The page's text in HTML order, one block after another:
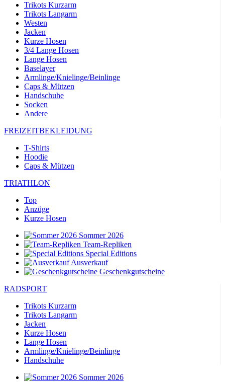
Trikots Kurzarm
Trikots Langarm
Westen
Jacken
Kurze Hosen
3/4 Lange Hosen
Lange Hosen
Baselayer
Armlinge/Knielinge/Beinlinge
Caps & Mützen
Handschuhe
Socken
Andere
FREIZEITBEKLEIDUNG
T-Shirts
Hoodie
Caps & Mützen
TRIATHLON
Top
Anzüge
Kurze Hosen
Sommer 2026
Team-Repliken
Special Editions
Ausverkauf
Geschenkgutscheine
RADSPORT
Trikots Kurzarm
Trikots Langarm
Jacken
Kurze Hosen
Lange Hosen
Armlinge/Knielinge/Beinlinge
Handschuhe
Sommer 2026